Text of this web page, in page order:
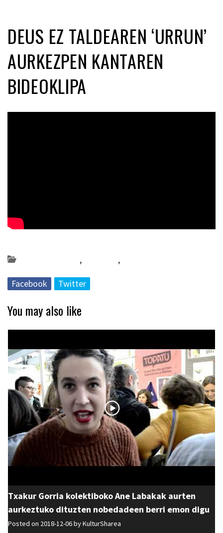
DEUS EZ TALDEAREN ‘URRUN’
AURKEZPEN KANTAREN
BIDEOKLIPA
, ,
Facebook Twitter
You may also like
Txakur Gorria kolektiboko Ane Labakak aurten
aurkeztuko dituzten nobedadeen berri emon digu
Posted on 2018-12-06 byKulturSharea